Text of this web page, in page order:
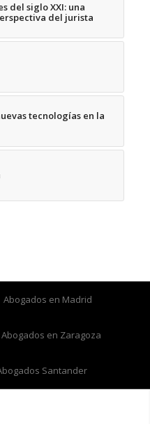
del siglo XXI: una
del jurista
tecnologías en la
Abogados en Madrid
Abogados en Zaragoza
Santander